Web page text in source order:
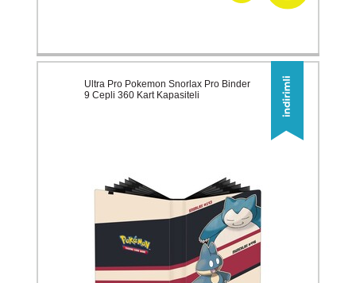
Ultra Pro Pokemon Snorlax Pro Binder
9 Cepli 360 Kart Kapasiteli